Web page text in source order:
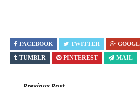
FACEBOOK TWITTER
TUMBLR
PINTEREST MAIL